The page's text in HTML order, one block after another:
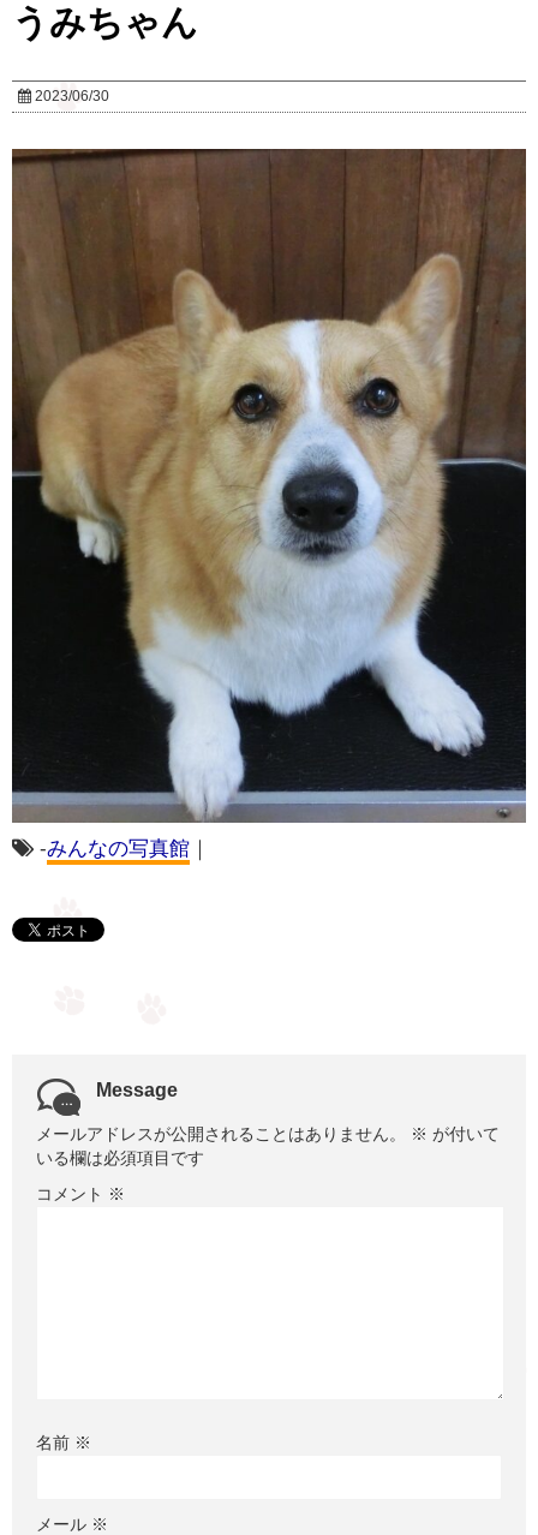
うみちゃん
2023/06/30
-みんなの写真館 ｜
Message
メールアドレスが公開されることはありません。 ※ が付いて
いる欄は必須項目です
コメント ※
名前 ※
メール ※